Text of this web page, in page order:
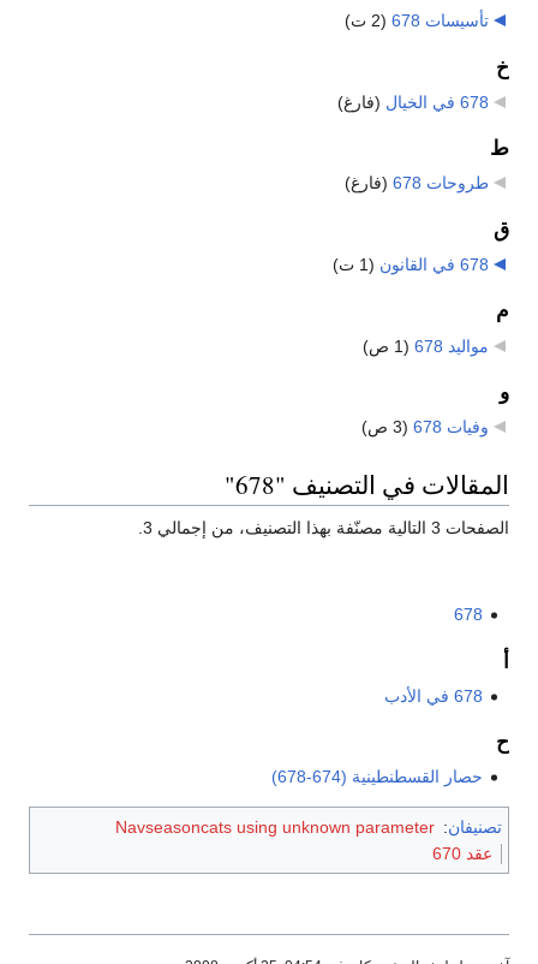
تأسيسات 678 (2 ت)
خ
678 في الخيال (فارغ)
ط
طروحات 678 (فارغ)
ق
678 في القانون (1 ت)
م
مواليد 678 (1 ص)
و
وفيات 678 (3 ص)
المقالات في التصنيف "678"
الصفحات 3 التالية مصنّفة بهذا التصنيف، من إجمالي 3.
678
678 في الأدب
ح
حصار القسطنطينية (674-678)
تصنيفان:
Navseasoncats using unknown parameter
عقد 670